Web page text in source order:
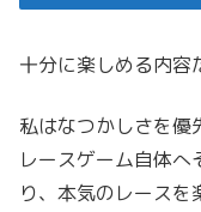
十分に楽しめる内容
私はなつかしさを優
レースゲーム自体
り、本気のレース